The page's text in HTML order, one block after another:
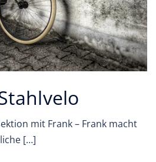
mit Frank – Frank macht
[…]